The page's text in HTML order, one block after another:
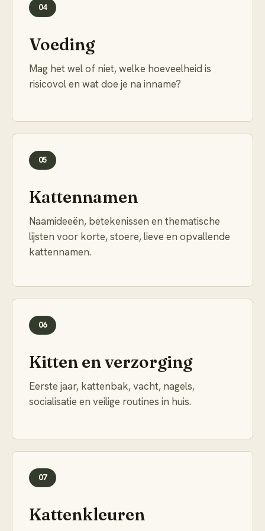
04
Voeding
Mag het wel of niet, welke hoeveelheid is
risicovol en wat doe je na inname?
05
Kattennamen
Naamideeën, betekenissen en thematische
lijsten voor korte, stoere, lieve en opvallende
kattennamen.
06
Kitten en verzorging
Eerste jaar, kattenbak, vacht, nagels,
socialisatie en veilige routines in huis.
07
Kattenkleuren